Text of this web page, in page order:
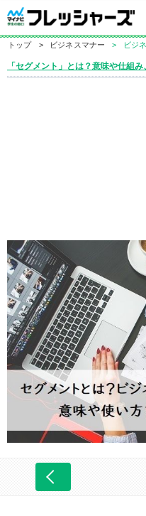
トップ > ビジネスマナー > ビジ
「セグメント」とは？意味や仕組